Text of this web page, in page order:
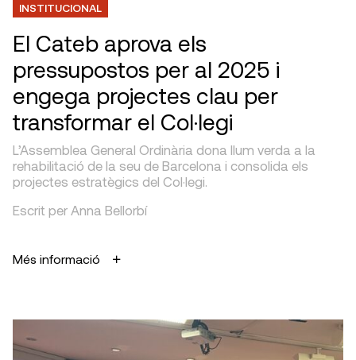
INSTITUCIONAL
El Cateb aprova els
pressupostos per al 2025 i
engega projectes clau per
transformar el Col·legi
L’Assemblea General Ordinària dona llum verda a la
rehabilitació de la seu de Barcelona i consolida els
projectes estratègics del Col·legi.
Escrit per Anna Bellorbí
Més informació